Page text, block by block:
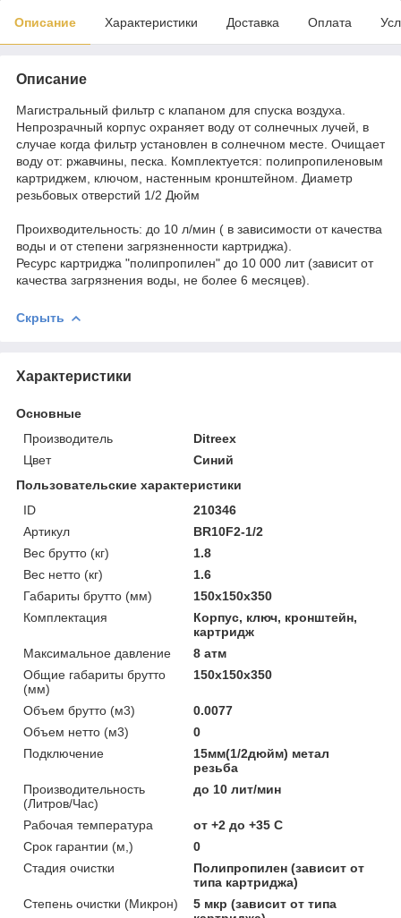
Описание Характеристики Доставка Оплата
Описание
Магистральный фильтр с клапаном для спуска воздуха.
Непрозрачный корпус охраняет воду от солнечных лучей, в
случае когда фильтр установлен в солнечном месте. Очищает
воду от: ржавчины, песка. Комплектуется: полипропиленовым
картриджем, ключом, настенным кронштейном. Диаметр
резьбовых отверстий 1/2 Дюйм
Проихводительность: до 10 л/мин ( в зависимости от качества
воды и от степени загрязненности картриджа).
Ресурс картриджа "полипропилен" до 10 000 лит (зависит от
качества загрязнения воды, не более 6 месяцев).
Скрыть
Характеристики
Основные
Производитель
Ditreex
Цвет
Синий
Пользовательские характеристики
ID
210346
Артикул
BR10F2-1/2
Вес брутто (кг)
1.8
Вес нетто (кг)
1.6
Габариты брутто (мм)
150x150x350
Комплектация
Корпус, ключ, кронштейн,
картридж
Максимальное давление
8 атм
Общие габариты брутто
(мм)
150x150x350
Объем брутто (м3)
0.0077
Объем нетто (м3)
0
Подключение
15мм(1/2дюйм) метал
резьба
Производительность
(Литров/Час)
до 10 лит/мин
Рабочая температура
от +2 до +35 С
Срок гарантии (м,)
0
Стадия очистки
Полипропилен (зависит от
типа картриджа)
Степень очистки (Микрон)
5 мкр (зависит от типа